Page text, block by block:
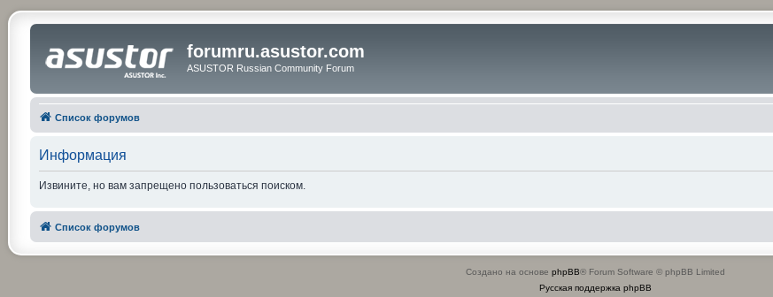
forumru.asustor.com
ASUSTOR Russian Community Forum
Список форумов
Информация
Извините, но вам запрещено пользоваться поиском.
Список форумов
Создано на основе phpBB® Forum Software © phpBB Limited
Русская поддержка phpBB